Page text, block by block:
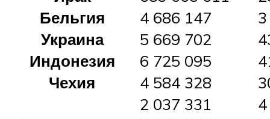
Бельгия
4 686 147
Украина
5 669 702
Индонезия
6 725 095
Чехия
4 584 328
2 037 331
4